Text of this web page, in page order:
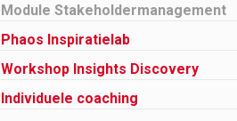
Module Stakeholdermanagement
Phaos Inspiratielab
Workshop Insights Discovery
Individuele coaching